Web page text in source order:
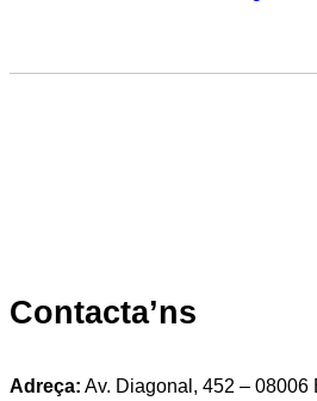
Contacta’ns
Adreça: Av. Diagonal, 452 – 08006